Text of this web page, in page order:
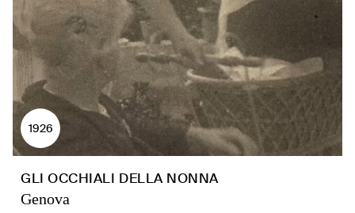
1926
GLI OCCHIALI DELLA NONNA
Genova